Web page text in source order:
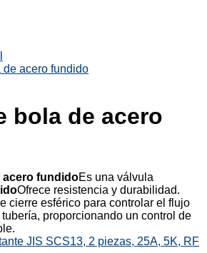
acero fundido
bola de acero
acero fundidoEs una válvula
Ofrece resistencia y durabilidad.
cierre esférico para controlar el flujo
proporcionando un control de